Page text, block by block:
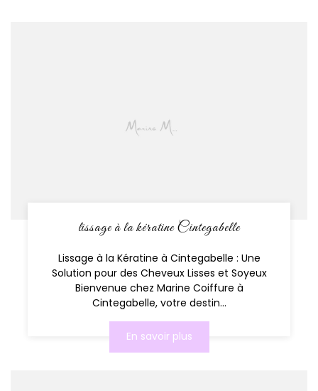
lissage à la kératine Cintegabelle
Lissage à la Kératine à Cintegabelle : Une
Solution pour des Cheveux Lisses et Soyeux
Bienvenue chez Marine Coiffure à
Cintegabelle, votre destin...
En savoir plus